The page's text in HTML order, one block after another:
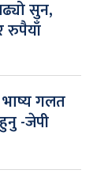
सुन,
रुपैयाँ
भाष्य गलत
-जेपी